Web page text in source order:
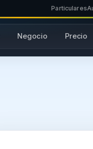
Particulares
Negocio Precio